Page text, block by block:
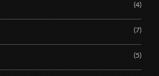
(4)
(7)
(5)